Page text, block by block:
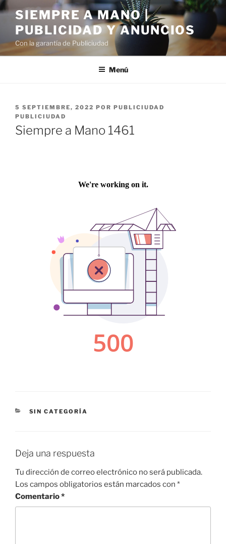
Saltar
contenido
SIEMPRE A MANO |
PUBLICIDAD Y ANUNCIOS
Con la garantía de Publiciudad
Menú
PUBLICADO
EL
5 SEPTIEMBRE, 2022 POR PUBLICIUDAD
PUBLICIUDAD
Siempre a Mano 1461
CATEGORÍAS
SIN CATEGORÍA
Deja una respuesta
Tu dirección de correo electrónico no será publicada.
Los campos obligatorios están marcados con *
Comentario*